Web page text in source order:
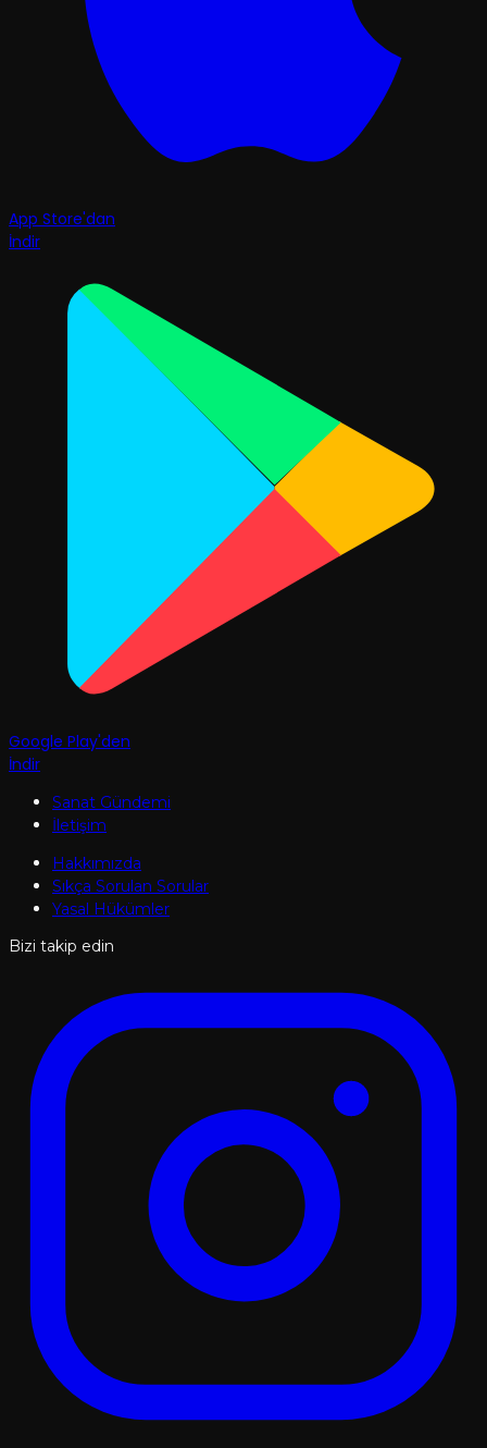
App Store'dan
İndir
Google Play'den
İndir
Sanat Gündemi
İletişim
Hakkımızda
Sıkça Sorulan Sorular
Yasal Hükümler
Bizi takip edin